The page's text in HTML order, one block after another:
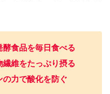
食品を毎日食べる
維をたっぷり摂る
力で酸化を防ぐ